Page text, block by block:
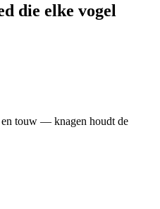
die elke vogel
touw — knagen houdt de